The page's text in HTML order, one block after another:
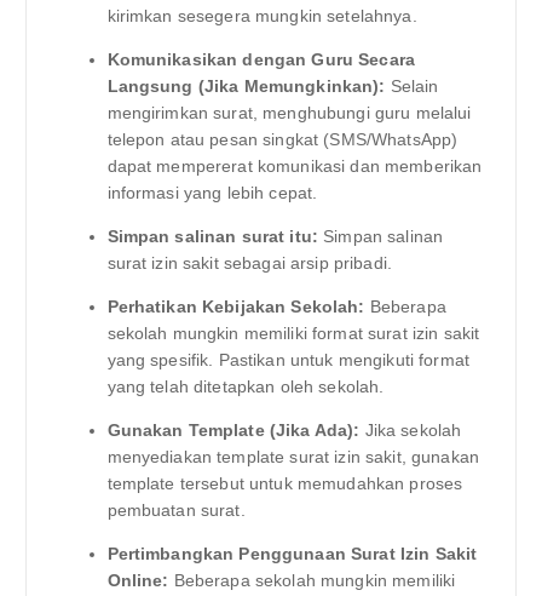
kirimkan sesegera mungkin setelahnya.
Komunikasikan dengan Guru Secara
Langsung (Jika Memungkinkan): Selain
mengirimkan surat, menghubungi guru melalui
telepon atau pesan singkat (SMS/WhatsApp)
dapat mempererat komunikasi dan memberikan
informasi yang lebih cepat.
Simpan salinan surat itu: Simpan salinan
surat izin sakit sebagai arsip pribadi.
Perhatikan Kebijakan Sekolah: Beberapa
sekolah mungkin memiliki format surat izin sakit
yang spesifik. Pastikan untuk mengikuti format
yang telah ditetapkan oleh sekolah.
Gunakan Template (Jika Ada): Jika sekolah
menyediakan template surat izin sakit, gunakan
template tersebut untuk memudahkan proses
pembuatan surat.
Pertimbangkan Penggunaan Surat Izin Sakit
Online: Beberapa sekolah mungkin memiliki